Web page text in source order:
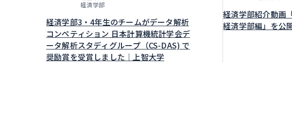
経済学部
経済学部3・4年生のチームがデータ解析
コンペティション 日本計算機統計学会デ
ータ解析スタディグループ（CS-DAS) で
奨励賞を受賞しました｜上智大学
経済学部紹介動画
経済学部編」を公